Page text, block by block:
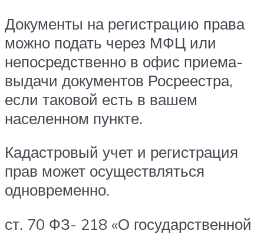
Документы на регистрацию права
можно подать через МФЦ или
непосредственно в офис приема-
выдачи документов Росреестра,
если таковой есть в вашем
населенном пункте.
Кадастровый учет и регистрация
прав может осуществляться
одновременно.
ст. 70 ФЗ- 218 «О государственной